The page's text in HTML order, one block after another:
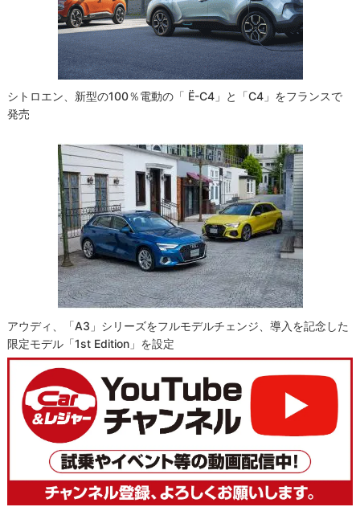
シトロエン、新型の100％電動の「 Ë-C4」と「C4」をフランスで
発売
アウディ、「A3」シリーズをフルモデルチェンジ、導入を記念した
限定モデル「1st Edition」を設定